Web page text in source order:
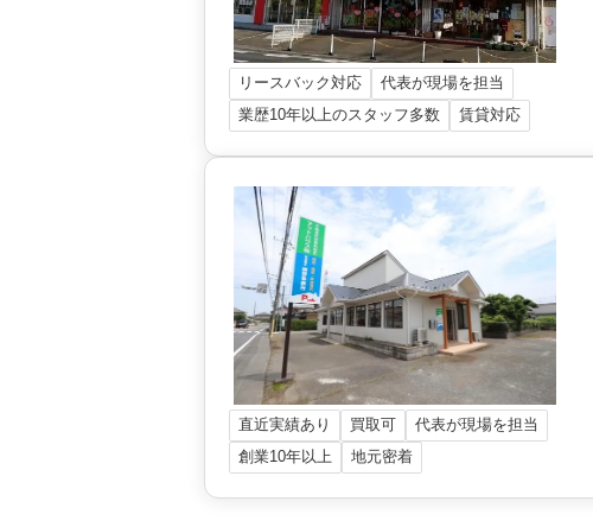
リースバック対応
代表が現場を担当
業歴10年以上のスタッフ多数
賃貸対応
直近実績あり 買取可
代表が現場を担当
創業10年以上
地元密着